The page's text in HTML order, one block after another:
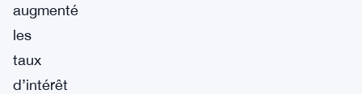
augmenté
les
taux
d’intérêt